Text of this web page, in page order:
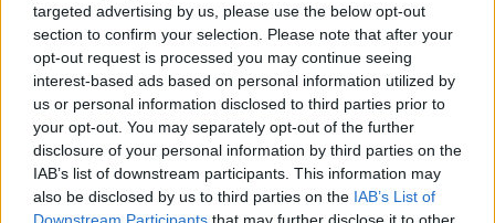
targeted advertising by us, please use the below opt-out
section to confirm your selection. Please note that after your
opt-out request is processed you may continue seeing
interest-based ads based on personal information utilized by
us or personal information disclosed to third parties prior to
your opt-out. You may separately opt-out of the further
disclosure of your personal information by third parties on the
IAB’s list of downstream participants. This information may
also be disclosed by us to third parties on the IAB’s List of
Downstream Participants that may further disclose it to other
Η Αθήνα δεν μπορεί να λειτουργεί ως ένα
τεράστιο ξενοδοχείο , χρειάζονται
περιορισμοί και κανόνες. Οι πόλεις πρέπει
επίσης να έχουν λόγο στον τρόπο με τον
οποίο αναπτύσσονται», ανέφερε αρχικά
καθώς εδώ και αρκετά μεγάλο διάστημα